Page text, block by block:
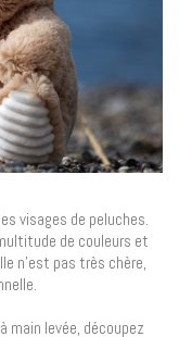
visages de peluches.
de couleurs et
n’est pas très chère,
main levée, découpez